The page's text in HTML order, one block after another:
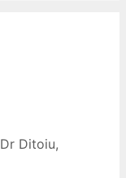
Dr Ditoiu,